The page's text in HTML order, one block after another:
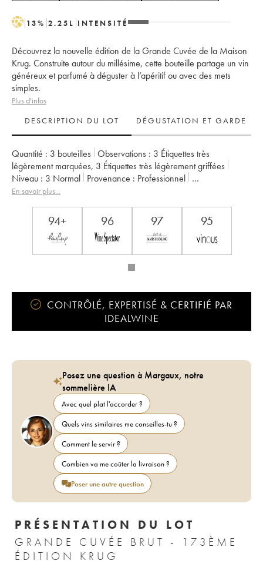
H 13% 2.25 L INTENSITÉ
Découvrez la nouvelle édition de la Grande Cuvée de la Maison
Krug. Construite autour du millésime, cette bouteille partage un vin
généreux et parfumé à déguster à l’apéritif ou avec des mets
simples.
Plus d'infos
DESCRIPTION DU LOT
DÉGUSTATION ET GARDE
Quantité : 3 bouteilles Observations : 3 Étiquettes très
légèrement marquées, 3 Étiquettes très légèrement griffées
Niveau : 3 Normal Provenance :
professionnel
TVA récupérable :
En savoir plus...
94+ 96 97 95
CONTRÔLÉ, EXPERTISÉ & CERTIFIÉ PAR
IDEALWINE
Posez une question à Margaux, notre
sommelière IA
Avec quel plat l'accorder ?
Quels vins similaires me conseilles-tu ?
Comment le servir ?
Combien va me coûter la livraison ?
Poser une autre question
PRÉSENTATION DU LOT
GRANDE CUVÉE BRUT - 173ÈME
ÉDITION KRUG